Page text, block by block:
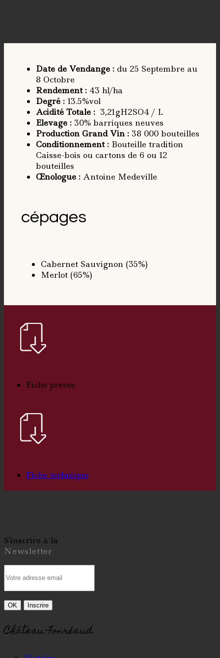
Date de Vendange : du 25 Septembre au
8 Octobre
Rendement : 43 hl/ha
Degré : 13.5%vol
Acidité Totale : 3,21gH2SO4 / L
Elevage : 30% barriques neuves
Production Grand Vin : 38 000 bouteilles
Conditionnement : Bouteille tradition
Caisse-bois ou cartons de 6 ou 12
bouteilles
Œnologue : Antoine Medeville
cépages
Cabernet Sauvignon (35%)
Merlot (65%)
Fiche presse
Fiche technique
S'inscrire à la
Newsletter
Château Fonréaud